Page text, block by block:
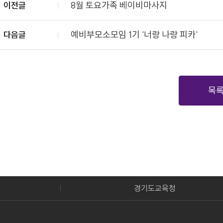
이전글 8월 토요가족 베이비마사지
다음글 예비부모소모임 1기 '너랑 나랑 피카'
목록
경기도교육청